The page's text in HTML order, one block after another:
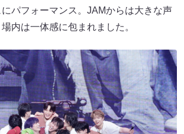
パフォーマンス。JAMからは大きな声
内は一体感に包まれました。